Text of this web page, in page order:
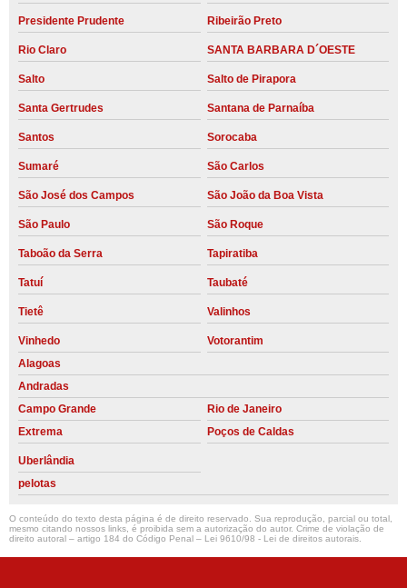
Presidente Prudente Ribeirão Preto
Rio Claro SANTA BARBARA D´OESTE
Salto Salto de Pirapora
Santa Gertrudes Santana de Parnaíba
Santos Sorocaba
Sumaré São Carlos
São José dos Campos São João da Boa Vista
São Paulo São Roque
Taboão da Serra Tapiratiba
Tatuí Taubaté
Tietê Valinhos
Vinhedo
Votorantim
Alagoas
Andradas
Campo Grande
Rio de Janeiro
Extrema
Poços de Caldas
Uberlândia
pelotas
O conteúdo do texto desta página é de direito reservado. Sua reprodução, parcial ou total,
mesmo citando nossos links, é proibida sem a autorização do autor. Crime de violação de
direito autoral – artigo 184 do Código Penal – Lei 9610/98 - Lei de direitos autorais.